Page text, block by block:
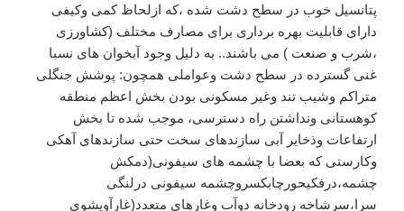
پتانسیل خوب در سطح دشت شده ،که ازلحاظ کمی وکیفی
دارای قابلیت بهره برداری برای مصارف مختلف (کشاورزی
،شرب و صنعت ) می باشند.. به دلیل وجود آبخوان های نسبا
غنی گسترده در سطح دشت وعواملی همچون: پوشش جنگلی
متراکم وشیب تند وغیر مسکونی بودن بخش اعظم منطقه
کوهستانی ونداشتن راه دسترسی، موجب شده تا بخش
ارتفاعات وذخایر آبی سازندهای سخت حتی سازندهای آهکی
وکارستی که بعضا با چشمه های سیفونی(دمکش
چشمه،درفکیحورچابکسروچشمه سیفونی درلنگی
سرا،سرشاخه رودخانه دوآب وغارهای متعدد(غارآویشوی